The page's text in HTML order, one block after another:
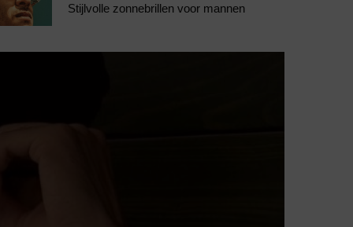
Stijlvolle zonnebrillen voor mannen